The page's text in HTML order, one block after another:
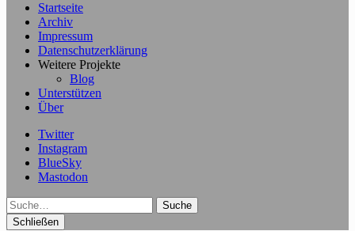
Startseite
Archiv
Impressum
Datenschutzerklärung
Weitere Projekte
Blog
Unterstützen
Über
Twitter
Instagram
BlueSky
Mastodon
Suche
Schließen